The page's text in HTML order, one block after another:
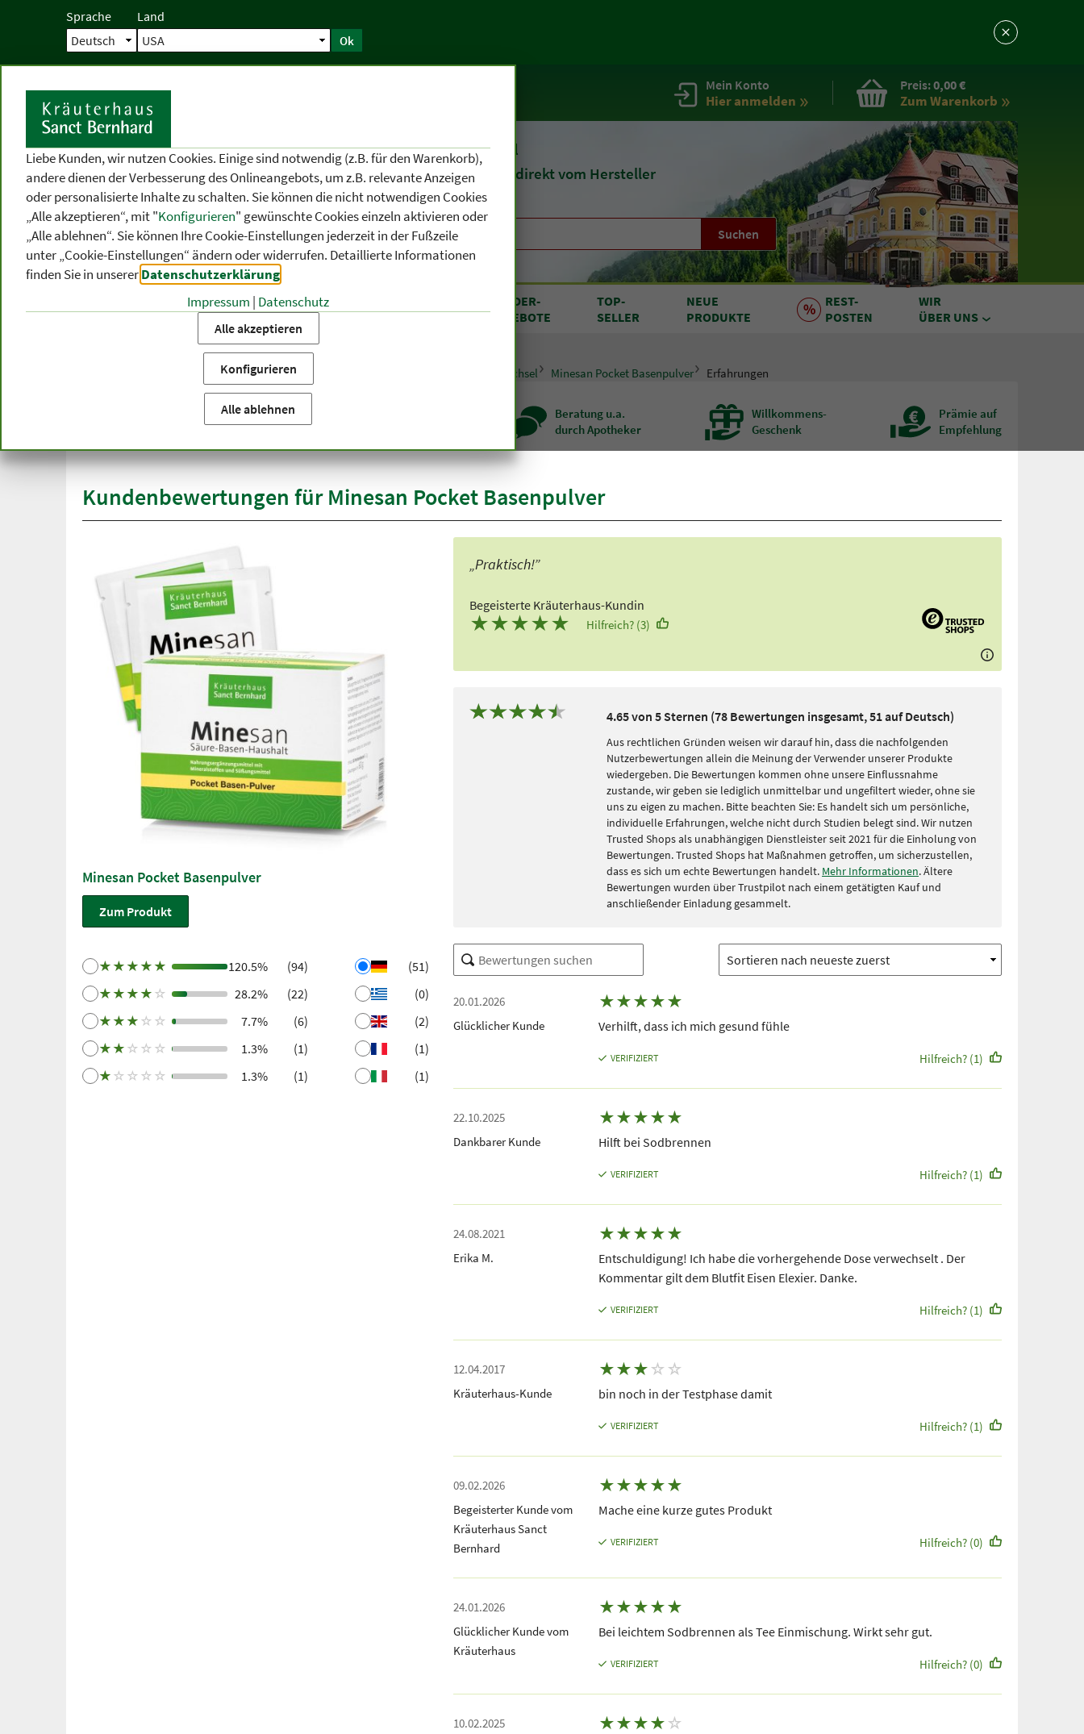
Sprache Land
Ok
Startseite Mein Konto
Hier anmelden
Preis:0,00 €
Zum Warenkorb
Seit 1903Naturheilmittel
undKosmetik direkt vom Hersteller
Suchen
KATEGORIEN
THEMEN-
BEREICHE
VON A BIS Z
SONDER-
ANGEBOTE
TOP-
SELLER
NEUE
PRODUKTE
REST-
POSTEN
WIR
ÜBER UNS
Startseite Produktkategorien Stoffwechsel Minesan Pocket Basenpulver Erfahrungen
versandkostenfrei
Beratung u.a.
durch Apotheker
Willkommens-
Geschenk
Prämie auf
Empfehlung
Kundenbewertungen für Minesan Pocket Basenpulver
Minesan Pocket Basenpulver
Zum Produkt
★ ★ ★ ★ ★ 120.5%
(94)
★ ★ ★ ★ ☆ 28.2%
(22)
★ ★ ★ ☆ ☆ 7.7%
(6)
★ ★ ☆ ☆ ☆ 1.3%
(1)
★ ☆ ☆ ☆ ☆ 1.3% (1)
(51)
(0)
(2)
(1)
(1)
„Praktisch!”
Begeisterte Kräuterhaus-Kundin
★★★★★ Hilfreich? (3)
4.65 von 5 Sternen (78 Bewertungen insgesamt, 51 auf Deutsch)
Aus rechtlichen Gründen weisen wir darauf hin, dass die nachfolgenden
Nutzerbewertungen allein die Meinung der Verwender unserer Produkte
wiedergeben. Die Bewertungen kommen ohne unsere Einflussnahme
zustande, wir geben sie lediglich unmittelbar und ungefiltert wieder, ohne sie
uns zu eigen zu machen. Bitte beachten Sie: Es handelt sich um persönliche,
individuelle Erfahrungen, welche nicht durch Studien belegt sind. Wir nutzen
Trusted Shops als unabhängigen Dienstleister seit 2021 für die Einholung von
Bewertungen. Trusted Shops hat Maßnahmen getroffen, um sicherzustellen,
dass es sich um echte Bewertungen handelt. Mehr Informationen. Ältere
Bewertungen wurden über Trustpilot nach einem getätigten Kauf und
anschließender Einladung gesammelt.
20.01.2026
Glücklicher Kunde
★★★★★
Verhilft, dass ich mich gesund fühle
VERIFIZIERT Hilfreich? (1)
22.10.2025
Dankbarer Kunde
★★★★★
Hilft bei Sodbrennen
VERIFIZIERT Hilfreich? (1)
24.08.2021
Erika M.
★★★★★
Entschuldigung! Ich habe die vorhergehende Dose verwechselt . Der
Kommentar gilt dem Blutfit Eisen Elexier. Danke.
VERIFIZIERT Hilfreich? (1)
12.04.2017
Kräuterhaus-Kunde
★★★ ☆ ☆
bin noch in der Testphase damit
VERIFIZIERT Hilfreich? (1)
09.02.2026
Begeisterter Kunde vom
Kräuterhaus Sanct
Bernhard
★★★★★
Mache eine kurze gutes Produkt
VERIFIZIERT Hilfreich? (0)
24.01.2026
Glücklicher Kunde vom
Kräuterhaus
★★★★★
Bei leichtem Sodbrennen als Tee Einmischung. Wirkt sehr gut.
VERIFIZIERT Hilfreich? (0)
10.02.2025
★★★★ ☆
Liebe Kunden, wir nutzen Cookies. Einige sind notwendig (z.B. für den Warenkorb),
andere dienen der Verbesserung des Onlineangebots, um z.B. relevante Anzeigen
oder personalisierte Inhalte zu schalten. Sie können die nicht notwendigen Cookies
„Alle akzeptieren“, mit "Konfigurieren" gewünschte Cookies einzeln aktivieren oder
„Alle ablehnen“. Sie können Ihre Cookie-Einstellungen jederzeit in der Fußzeile
unter „Cookie-Einstellungen“ ändern oder widerrufen. Detaillierte Informationen
finden Sie in unsererDatenschutzerklärung
Impressum | Datenschutz
Alle akzeptieren
Konfigurieren
Alle ablehnen